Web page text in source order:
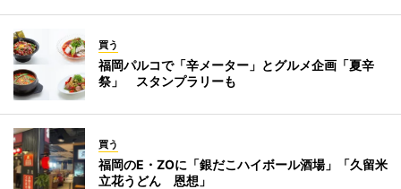
買う
福岡パルコで「辛メーター」とグルメ企画「夏辛
祭」 スタンプラリーも
買う
福岡のE・ZOに「銀だこハイボール酒場」「久留米
立花うどん 恩想」